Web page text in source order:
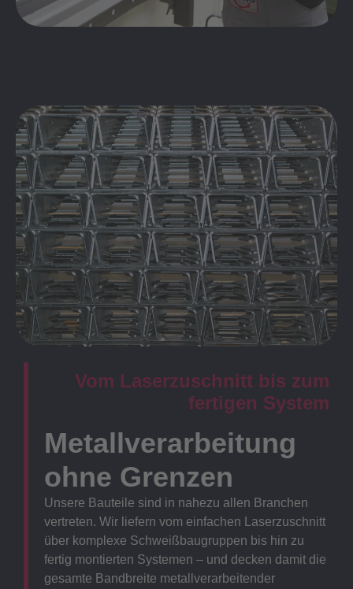
Vom Laserzuschnitt bis zum
fertigen System
Metallverarbeitung
ohne Grenzen
Unsere Bauteile sind in nahezu allen Branchen
vertreten. Wir liefern vom einfachen Laserzuschnitt
über komplexe Schweißbaugruppen bis hin zu
fertig montierten Systemen – und decken damit die
gesamte Bandbreite metallverarbeitender